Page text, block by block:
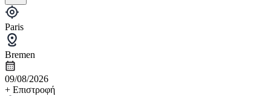
Paris
Bremen
09/08/2026
+ Επιστροφή